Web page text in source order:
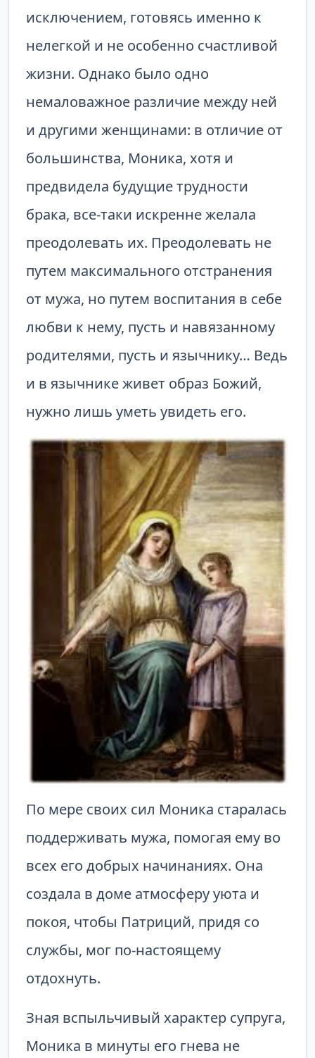
исключением, готовясь именно к
нелегкой и не особенно счастливой
жизни. Однако было одно
немаловажное различие между ней
и другими женщинами: в отличие от
большинства, Моника, хотя и
предвидела будущие трудности
брака, все-таки искренне желала
преодолевать их. Преодолевать не
путем максимального отстранения
от мужа, но путем воспитания в себе
любви к нему, пусть и навязанному
родителями, пусть и язычнику… Ведь
и в язычнике живет образ Божий,
нужно лишь уметь увидеть его.
По мере своих сил Моника старалась
поддерживать мужа, помогая ему во
всех его добрых начинаниях. Она
создала в доме атмосферу уюта и
покоя, чтобы Патриций, придя со
службы, мог по-настоящему
отдохнуть.
Зная вспыльчивый характер супруга,
Моника в минуты его гнева не